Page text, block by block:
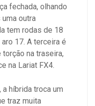
fechada, olhando
outra
tem rodas de 18
17. A terceira é
na traseira,
na Lariat FX4.
híbrida troca um
traz muita